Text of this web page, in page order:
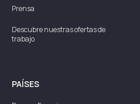
Prensa
Descubre nuestras ofertas de
trabajo
PAÍSES